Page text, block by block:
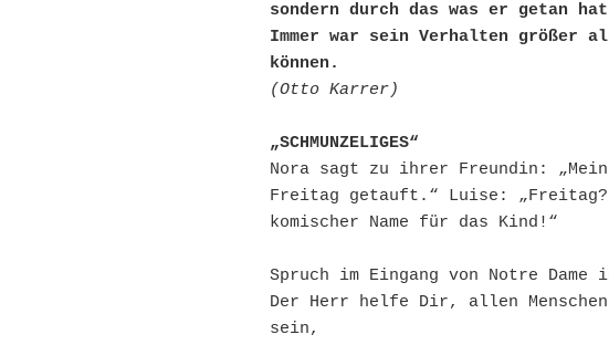
sondern durch das was er getan
Immer war sein Verhalten größer
können.
(Otto Karrer)
„SCHMUNZELIGES“
Nora sagt zu ihrer Freundin:
Freitag getauft.“ Luise:
komischer Name für das Kind!“
Spruch im Eingang von Notre Dame
Der Herr helfe Dir, allen Menschen
sein,